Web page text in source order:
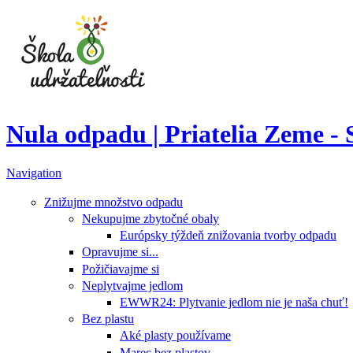
Nula odpadu | Priatelia Zeme -
Navigation
Znižujme množstvo odpadu
Nekupujme zbytočné obaly
Európsky týždeň znižovania tvorby odpadu
Opravujme si...
Požičiavajme si
Neplytvajme jedlom
EWWR24: Plytvanie jedlom nie je naša chuť!
Bez plastu
Aké plasty používame